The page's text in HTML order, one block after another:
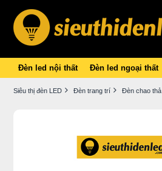
Đèn led nội thất Đèn led ngoại thất
Siêu thị đèn LED Đèn trang trí Đèn chao thả